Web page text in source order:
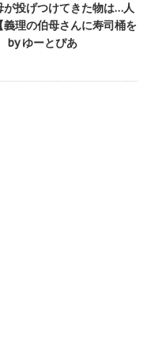
投げつけてきた物は…人
理の伯母さんに寿司桶を
by ゆーとぴあ